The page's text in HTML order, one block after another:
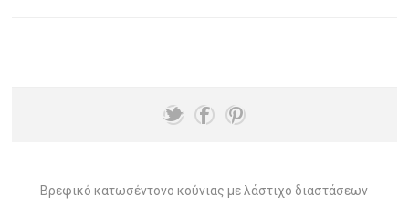
Βρεφικό κατωσέντονο κούνιας με λάστιχο διαστάσεων